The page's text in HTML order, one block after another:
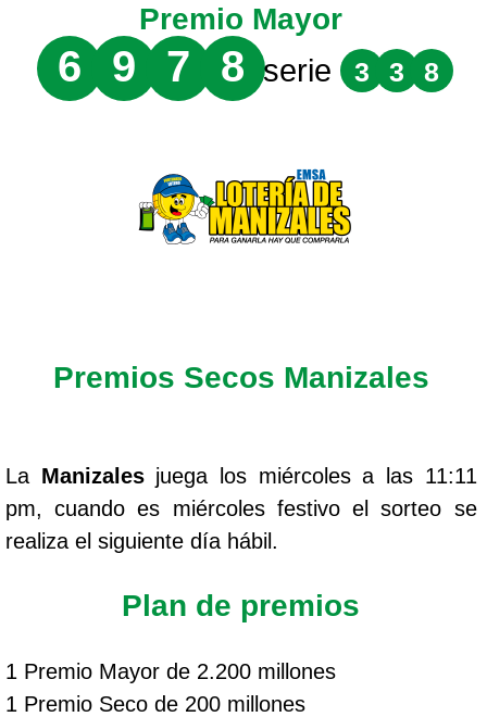
Premio Mayor
6 9 7 8 serie 3 3 8
Premios Secos Manizales
La Manizalesjuega los miércoles a las 11:11
pm, cuando es miércoles festivo el sorteo se
realiza el siguiente día hábil.
Plan de premios
1 Premio Mayor de 2.200 millones
1 Premio Seco de 200 millones